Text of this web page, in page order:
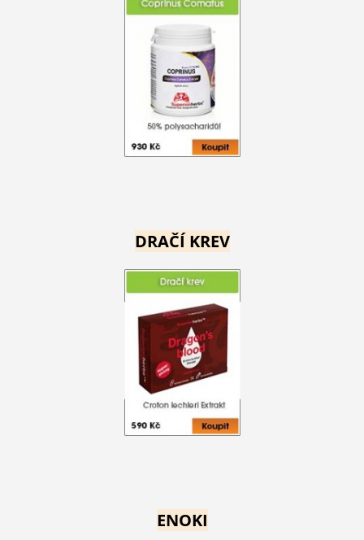
DRAČÍ KREV
ENOKI